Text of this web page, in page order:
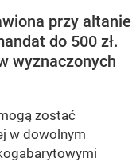
przy altanie
do 500 zł.
wyznaczonych
zostać
w dowolnym